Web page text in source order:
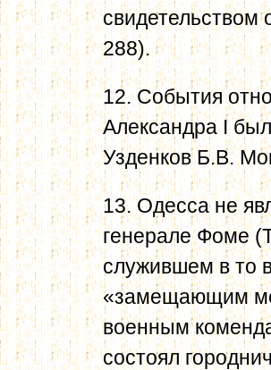
288).
12. События
Александра I
Узденков Б.В.
13. Одесса не
генерале Фоме
служившем в то
«замещающим
военным
состоял